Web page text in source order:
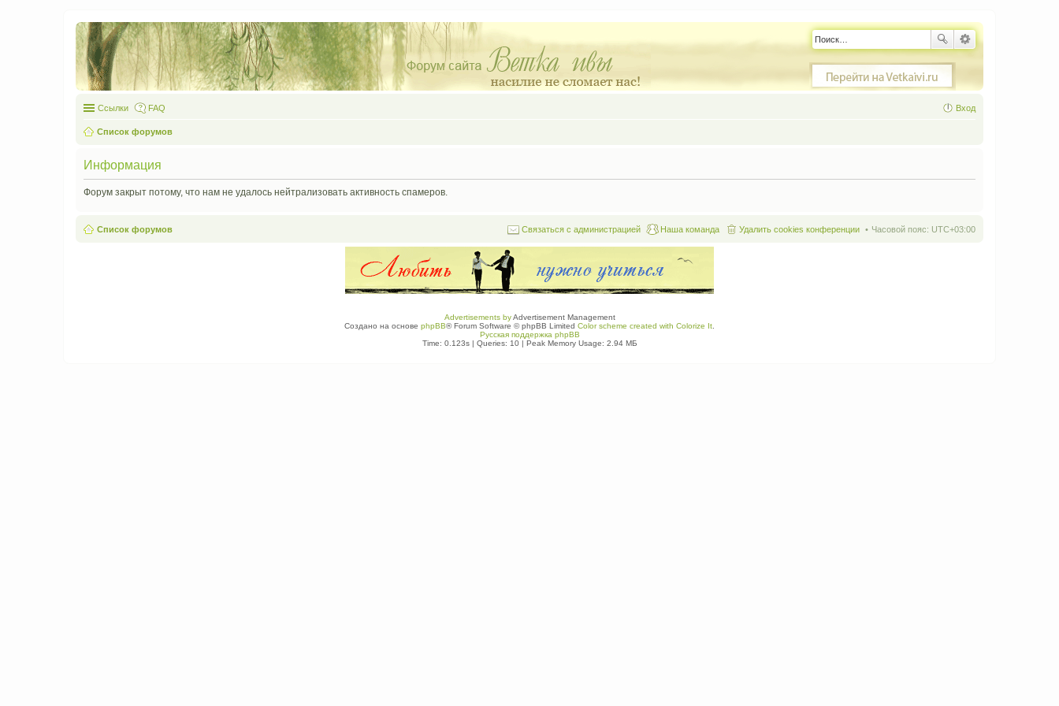
Ссылки FAQ Вход
Список форумов
Информация
Форум закрыт потому, что нам не удалось нейтрализовать активность спамеров.
Список форумов Часовой пояс: UTC+03:00
Удалить cookies конференции
Наша команда
Связаться с администрацией
Advertisements byAdvertisement Management
Создано на основе phpBB® Forum Software © phpBB Limited Color scheme created with Colorize It
Русская поддержка phpBB
Time: 0.123s| Queries: 10| Peak Memory Usage: 2.94 МБ